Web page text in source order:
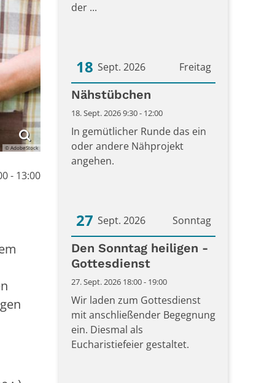
© AdobeStock
- 13:00
der ...
Freitag
18 Sept. 2026
Datum: 18. September 2026
Nähstübchen
18. Sept. 2026 9:30 - 12:00
In gemütlicher Runde das ein
oder andere Nähprojekt
angehen.
Sonntag
27 Sept. 2026
Datum: 27. September 2026
Den Sonntag heiligen -
Gottesdienst
27. Sept. 2026 18:00 - 19:00
Wir laden zum Gottesdienst
mit anschließender Begegnung
ein. Diesmal als
Eucharistiefeier gestaltet.